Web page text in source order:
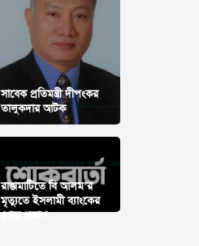
সাবেক প্রতিমন্ত্রী দীপংকর
তালুকদার আটক
রাঙামাটিতে বি আলম’র
মৃত্যুতে ইসলামী ব্যাংকের
শোক প্রকাশ